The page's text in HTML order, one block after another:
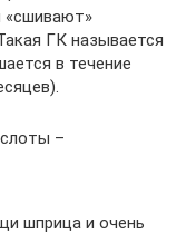
«сшивают»
ГК называется
в течение
–
шприца и очень